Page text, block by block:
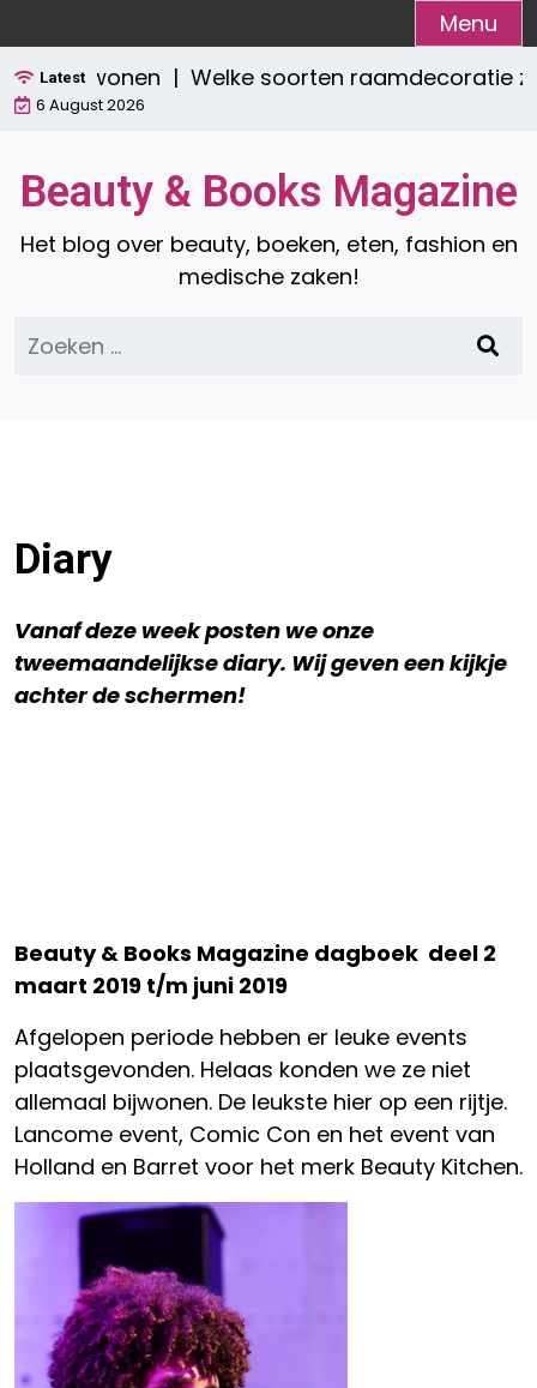
naar
de
inhoud
Menu
Latest
Welke soorten raamdecoratie zijn er? Een
6 August 2026
Beauty & Books Magazine
Het blog over beauty, boeken, eten, fashion en
medische zaken!
Zoeken
naar:
Diary
Vanaf deze week posten we onze
tweemaandelijkse diary. Wij geven een kijkje
achter de schermen!
Beauty & Books Magazine dagboek deel 2
maart 2019 t/m juni 2019
Afgelopen periode hebben er leuke events
plaatsgevonden. Helaas konden we ze niet
allemaal bijwonen. De leukste hier op een rijtje.
Lancome event, Comic Con en het event van
Holland en Barret voor het merk Beauty Kitchen.